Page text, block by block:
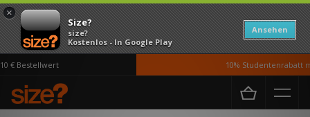
×
Size?
size?
Kostenlos - In Google Play
Ansehen
€ Bestellwert 10% Studentenrabatt
Home New Balance 740